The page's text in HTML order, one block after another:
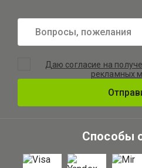
Даю согласие на
рекламных
Способы